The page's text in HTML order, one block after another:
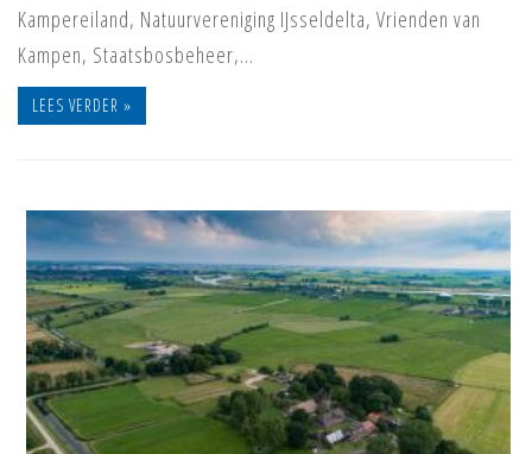
Kampereiland, Natuurvereniging IJsseldelta, Vrienden van
Kampen, Staatsbosbeheer,…
LEES VERDER »